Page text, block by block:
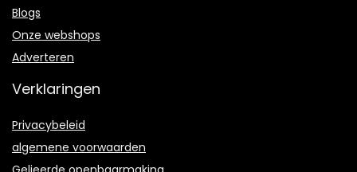
Blogs
Onze webshops
Adverteren
Verklaringen
Privacybeleid
algemene voorwaarden